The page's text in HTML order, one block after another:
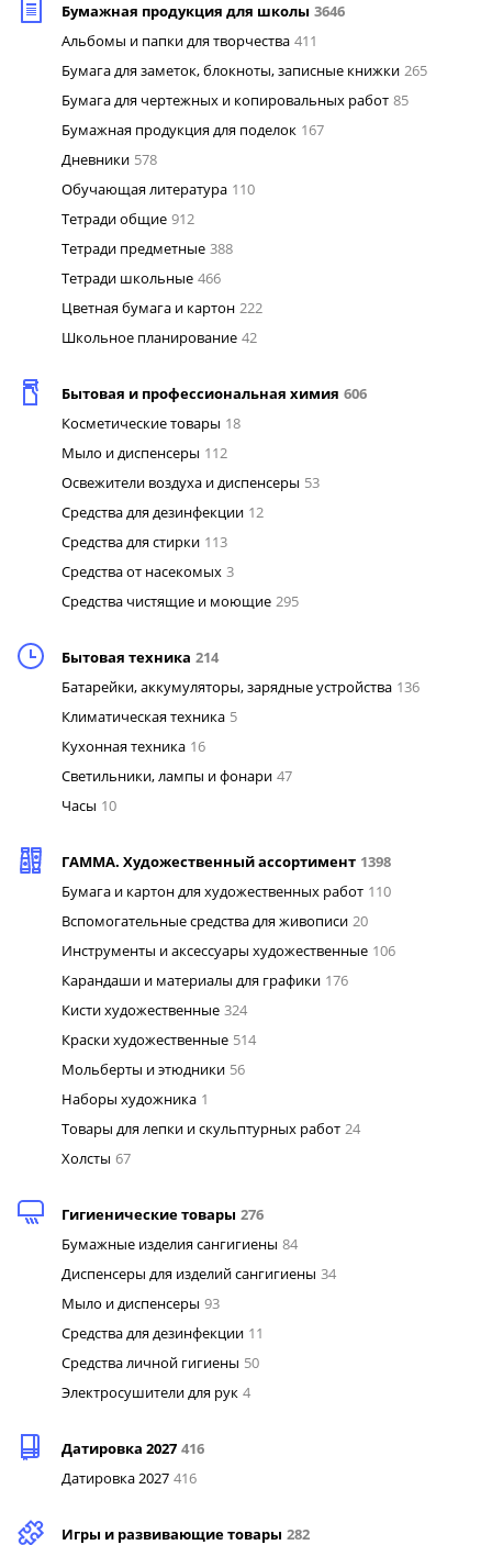
Бумажная продукция для школы 3646
Альбомы и папки для творчества 411
Бумага для заметок, блокноты, записные книжки 265
Бумага для чертежных и копировальных работ 85
Бумажная продукция для поделок 167
Дневники 578
Обучающая литература 110
Тетради общие 912
Тетради предметные 388
Тетради школьные 466
Цветная бумага и картон 222
Школьное планирование 42
Бытовая и профессиональная химия 606
Косметические товары 18
Мыло и диспенсеры 112
Освежители воздуха и диспенсеры 53
Средства для дезинфекции 12
Средства для стирки 113
Средства от насекомых 3
Средства чистящие и моющие 295
Бытовая техника 214
Батарейки, аккумуляторы, зарядные устройства 136
Климатическая техника 5
Кухонная техника 16
Светильники, лампы и фонари 47
Часы 10
ГАММА. Художественный ассортимент 1398
Бумага и картон для художественных работ 110
Вспомогательные средства для живописи 20
Инструменты и аксессуары художественные 106
Карандаши и материалы для графики 176
Кисти художественные 324
Краски художественные 514
Мольберты и этюдники 56
Наборы художника 1
Товары для лепки и скульптурных работ 24
Холсты 67
Гигиенические товары 276
Бумажные изделия сангигиены 84
Диспенсеры для изделий сангигиены 34
Мыло и диспенсеры 93
Средства для дезинфекции 11
Средства личной гигиены 50
Электросушители для рук 4
Датировка 2027 416
Датировка 2027 416
Игры и развивающие товары 282